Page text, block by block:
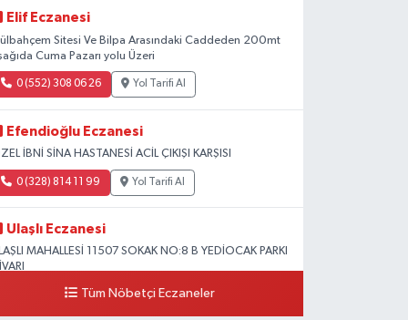
Elif Eczanesi
Sitesi Ve Bilpa Arasındaki Caddeden 200mt
Cuma Pazarı yolu Üzeri
0 (552) 308 06 26 Yol Tarifi Al
Efendioğlu Eczanesi
İBNİ SİNA HASTANESİ ACİL ÇIKIŞI KARŞISI
0 (328) 814 11 99 Yol Tarifi Al
Ulaşlı Eczanesi
MAHALLESİ 11507 SOKAK NO:8 B YEDİOCAK PARKI
0 (546) 158 81 80 Yol Tarifi Al
Tüm Nöbetçi Eczaneler